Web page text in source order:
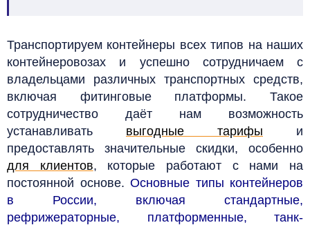
Транспортируем контейнеры всех типов на наших
контейнеровозах и успешно сотрудничаем с
владельцами различных транспортных средств,
включая фитинговые платформы. Такое
сотрудничество даёт нам возможность
устанавливать выгодные тарифы и
предоставлять значительные скидки, особенно
для клиентов, которые работают с нами на
постоянной основе. Основные типы контейнеров
в России, включая стандартные,
рефрижераторные, платформенные, танк-